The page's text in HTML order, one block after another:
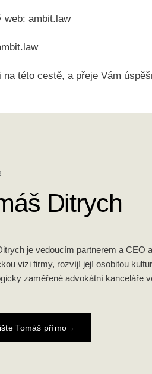
web: ambit.law
této cestě, a přeje Vám
Ditrych
je vedoucím partnerem a CEO
vizi firmy, rozvíjí její osobitou
zaměřené advokátní kanceláře
Tomáš přímo→